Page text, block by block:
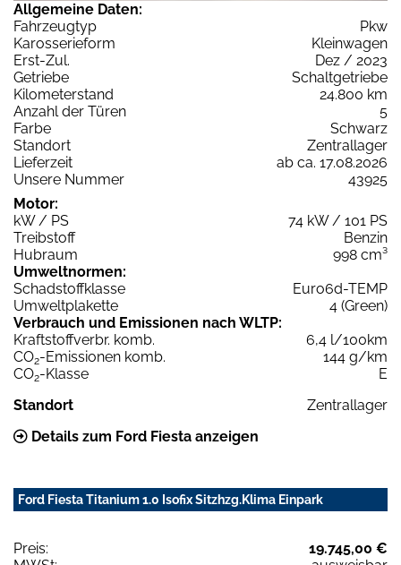
Allgemeine Daten:
Fahrzeugtyp
Pkw
Karosserieform
Kleinwagen
Erst-Zul.
Dez / 2023
Getriebe
Schaltgetriebe
Kilometerstand
24.800 km
Anzahl der Türen
5
Farbe
Schwarz
Standort
Zentrallager
Lieferzeit
ab ca. 17.08.2026
Unsere Nummer
43925
Motor:
kW / PS
74 kW / 101 PS
Treibstoff
Benzin
Hubraum
998 cm³
Umweltnormen:
Schadstoffklasse
Euro6d-TEMP
Umweltplakette
4 (Green)
Verbrauch und Emissionen nach WLTP:
Kraftstoffverbr. komb.
6,4 l/100km
CO2-Emissionen komb.
144 g/km
CO2-Klasse
E
Standort
Zentrallager
Details zum Ford Fiesta anzeigen
Ford Fiesta Titanium 1.0 Isofix Sitzhzg.Klima Einpark
Preis:
19.745,00 €